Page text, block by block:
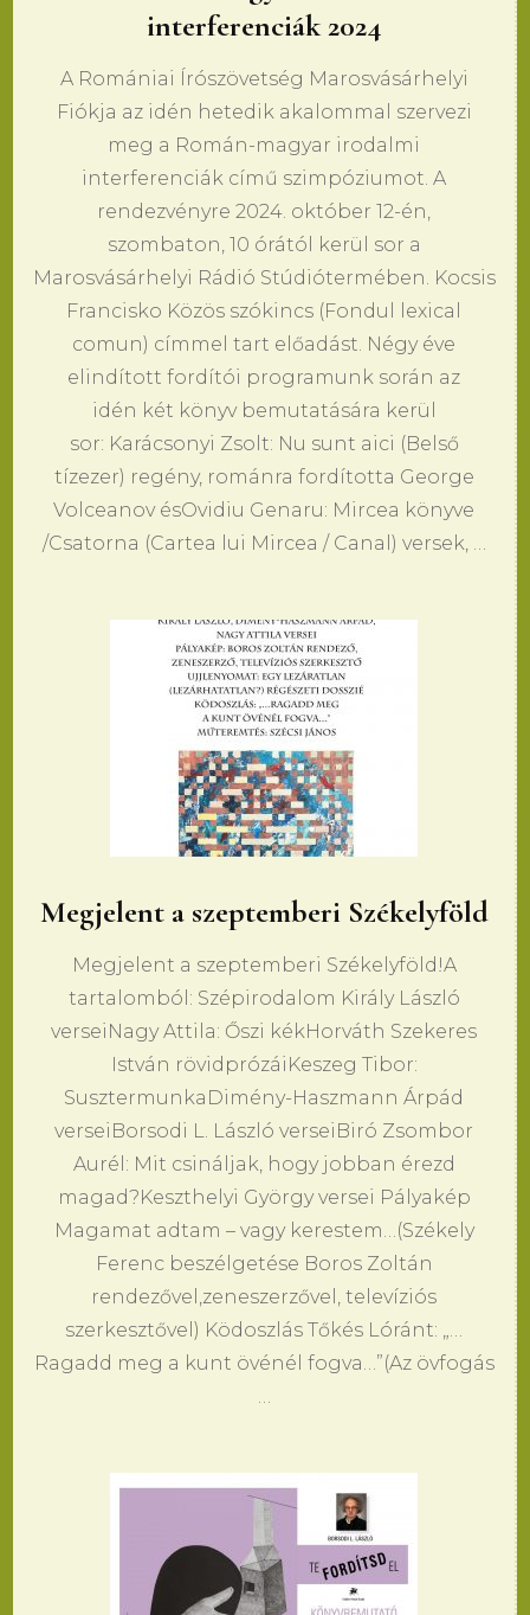
interferenciák 2024
A Romániai Írószövetség Marosvásárhelyi
Fiókja az idén hetedik akalommal szervezi
meg a Román-magyar irodalmi
interferenciák című szimpóziumot. A
rendezvényre 2024. október 12-én,
szombaton, 10 órától kerül sor a
Marosvásárhelyi Rádió Stúdiótermében. ​Kocsis
Francisko Közös szókincs (Fondul lexical
comun) címmel tart előadást. ​Négy éve
elindított fordítói programunk során az
idén két könyv bemutatására kerül
sor: Karácsonyi Zsolt: Nu sunt aici (Belső
tízezer) regény, románra fordította George
Volceanov ésOvidiu Genaru: Mircea könyve
/Csatorna (Cartea lui Mircea / Canal) versek, …
Megjelent a szeptemberi Székelyföld
Megjelent a szeptemberi Székelyföld!A
tartalomból: Szépirodalom Király László
verseiNagy Attila: Őszi kékHorváth Szekeres
István rövidprózáiKeszeg Tibor:
SusztermunkaDimény-Haszmann Árpád
verseiBorsodi L. László verseiBiró Zsombor
Aurél: Mit csináljak, hogy jobban érezd
magad?Keszthelyi György versei Pályakép
Magamat adtam – vagy kerestem…(Székely
Ferenc beszélgetése Boros Zoltán
rendezővel,zeneszerzővel, televíziós
szerkesztővel) Ködoszlás Tőkés Lóránt: „…
Ragadd meg a kunt övénél fogva…”(Az övfogás
…